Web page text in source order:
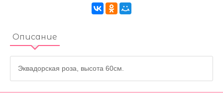
Описание
Эквадорская роза, высота 60см.